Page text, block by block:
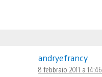
andryefrancy
8 febbraio 2011 a 14:46